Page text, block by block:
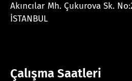
Akıncılar Mh. Çukurova Sk.
İSTANBUL
Çalışma Saatleri